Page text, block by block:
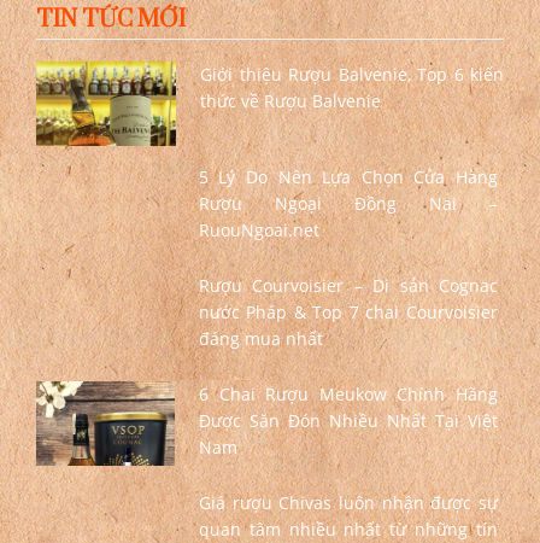
TIN TỨC MỚI
Giới thiệu Rượu Balvenie, Top 6 kiến
thức về Rượu Balvenie
5 Lý Do Nên Lựa Chọn Cửa Hàng
Rượu Ngoại Đồng Nai –
RuouNgoai.net
Rượu Courvoisier – Di sản Cognac
nước Pháp & Top 7 chai Courvoisier
đáng mua nhất
6 Chai Rượu Meukow Chính Hãng
Được Săn Đón Nhiều Nhất Tại Việt
Nam
Giá rượu Chivas luôn nhận được sự
quan tâm nhiều nhất từ những tín